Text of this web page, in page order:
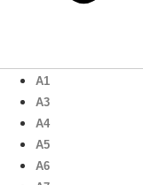
A1
A3
A4
A5
A6